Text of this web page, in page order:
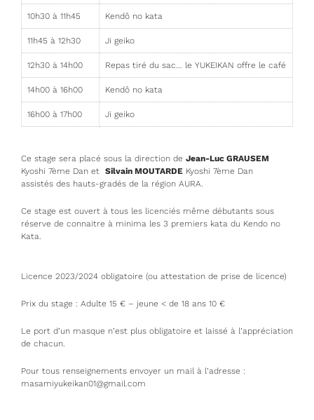
10h30 à 11h45 Kendô no kata
11h45 à 12h30 Ji geiko
12h30 à 14h00 Repas tiré du sac… le YUKEIKAN offre le café
14h00 à 16h00 Kendô no kata
16h00 à 17h00 Ji geiko
Ce stage sera placé sous la direction de Jean-Luc GRAUSEM
Kyoshi 7ème Dan et Silvain MOUTARDE Kyoshi 7ème Dan
assistés des hauts-gradés de la région AURA.
Ce stage est ouvert à tous les licenciés même débutants sous
réserve de connaitre à minima les 3 premiers kata du Kendo no
Kata.
Licence 2023/2024 obligatoire (ou attestation de prise de licence)
Prix du stage : Adulte 15 € – jeune < de 18 ans 10 €
Le port d’un masque n’est plus obligatoire et laissé à l’appréciation
de chacun.
Pour tous renseignements envoyer un mail à l’adresse :
masamiyukeikan01@gmail.com